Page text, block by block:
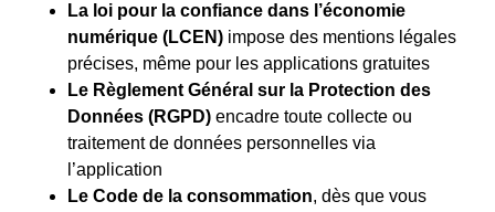
La loi pour la confiance dans l’économie
numérique (LCEN) impose des mentions légales
précises, même pour les applications gratuites
Le Règlement Général sur la Protection des
Données (RGPD) encadre toute collecte ou
traitement de données personnelles via
l’application
Le Code de la consommation, dès que vous